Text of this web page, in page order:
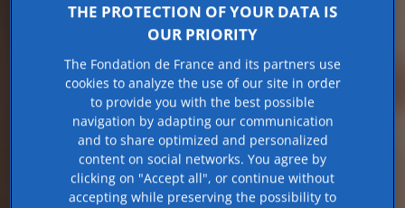
THE PROTECTION OF YOUR DATA IS
OUR PRIORITY
The Fondation de France and its partners use
cookies to analyze the use of our site in order
to provide you with the best possible
navigation by adapting our communication
and to share optimized and personalized
content on social networks. You agree by
clicking on "Accept all", or continue without
accepting while preserving the possibility to